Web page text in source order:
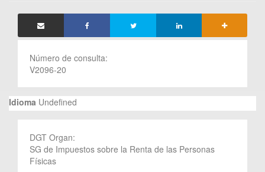
Número de consulta:
V2096-20
Idioma Undefined
DGT Organ:
SG de Impuestos sobre la Renta de las Personas
Físicas